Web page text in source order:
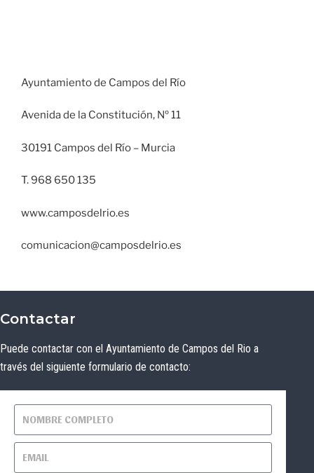
Ayuntamiento de Campos del Río
Avenida de la Constitución, Nº 11
30191 Campos del Río – Murcia
T. 968 650 135
www.camposdelrio.es
comunicacion@camposdelrio.es
Contactar
Puede contactar con el Ayuntamiento de Campos del Rio a
través del siguiente formulario de contacto: